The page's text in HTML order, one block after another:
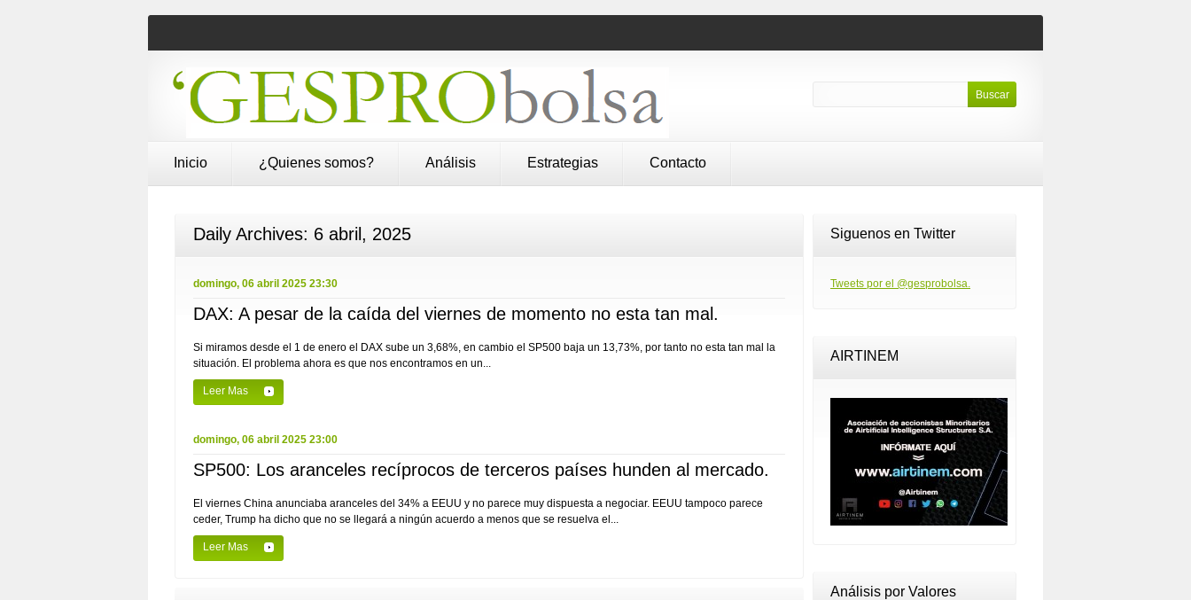
Inicio ¿Quienes somos? Análisis Estrategias Contacto
Daily Archives: 6 abril, 2025
domingo, 06 abril 2025 23:30
DAX: A pesar de la caída del viernes de momento no esta tan mal.
Si miramos desde el 1 de enero el DAX sube un 3,68%, en cambio el SP500 baja un 13,73%, por tanto no esta tan mal la
situación. El problema ahora es que nos encontramos en un...
Leer Mas
domingo, 06 abril 2025 23:00
SP500: Los aranceles recíprocos de terceros países hunden al mercado.
El viernes China anunciaba aranceles del 34% a EEUU y no parece muy dispuesta a negociar. EEUU tampoco parece
ceder, Trump ha dicho que no se llegará a ningún acuerdo a menos que se resuelva el...
Leer Mas
Siguenos en Twitter
Tweets por el @gesprobolsa.
AIRTINEM
Análisis por Valores